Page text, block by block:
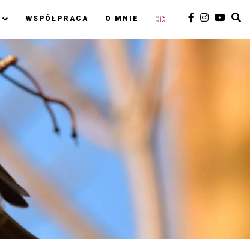
WSPÓŁPRACA O MNIE